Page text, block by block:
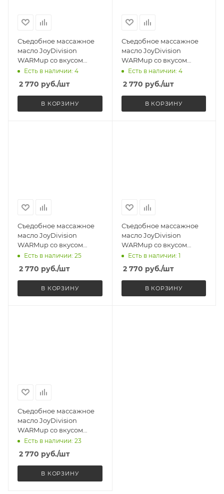
Съедобное массажное
масло JoyDivision
WARMup со вкусом
зеленого яблока,
разогревающее, 150 мл
Есть в наличии: 4
2 770 руб./шт
В КОРЗИНУ
Съедобное массажное
масло JoyDivision
WARMup со вкусом
клубники,
разогревающее, 150 мл
Есть в наличии: 4
2 770 руб./шт
В КОРЗИНУ
Съедобное массажное
масло JoyDivision
WARMup со вкусом
манго и маракуйя,
разогревающее, 150 мл
Есть в наличии: 25
2 770 руб./шт
В КОРЗИНУ
Съедобное массажное
масло JoyDivision
WARMup со вкусом
вишни, разогревающее,
Есть в наличии: 1
2 770 руб./шт
В КОРЗИНУ
Съедобное массажное
масло JoyDivision
WARMup со вкусом
ванили, разогревающее,
Есть в наличии: 23
2 770 руб./шт
В КОРЗИНУ